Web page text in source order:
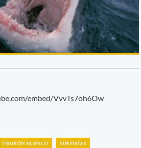
embed/VvvTs7oh6Ow
TIBURÓN BLANCO SURFISTAS